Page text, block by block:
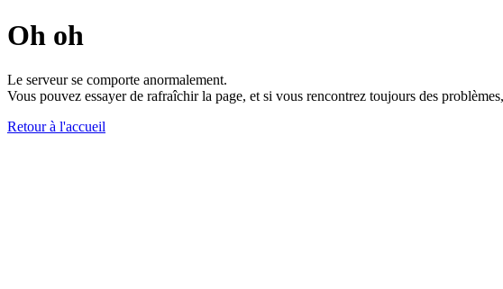
Oh oh
Le serveur se comporte anormalement.
Vous pouvez essayer de rafraîchir la page, et si vous rencontrez toujours des
Retour à l'accueil